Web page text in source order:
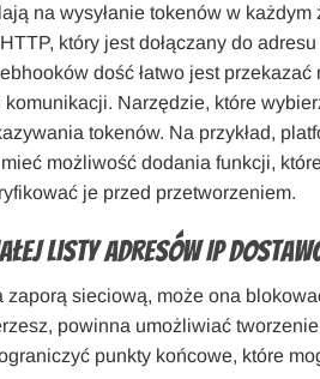
na wysyłanie tokenów w
który jest dołączany do
dość łatwo jest
komunikacji. Narzędzie, które
tokenów. Na przykład,
możliwość dodania funkcji,
je przed przetworzeniem.
listy adresów IP
zaporą sieciową, może ona
powinna umożliwiać
punkty końcowe, które